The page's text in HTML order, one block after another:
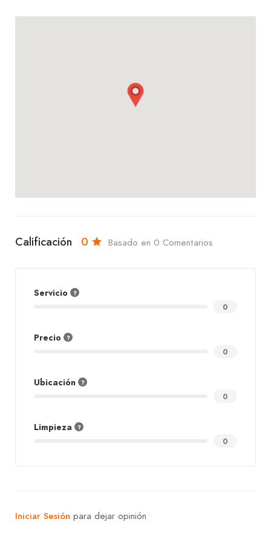
Calificación 0 Basado en 0 Comentarios
Servicio
0
Precio
0
Ubicación
0
Limpieza
0
Iniciar Sesión para dejar opinión